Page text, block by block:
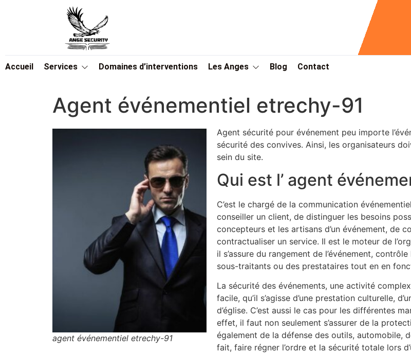
Accueil Services Domaines d’interventions Les Anges Blog Contact
Agent événementiel etrechy-91
agent événementiel etrechy-91
Agent sécurité pour événement peu importe
sécurité des convives. Ainsi, les organisateurs
sein du site.
Qui est l’ agent
C’est le chargé de la communication
conseiller un client, de distinguer les besoins
concepteurs et les artisans d’un événement, de
contractualiser un service. Il est le moteur de
il s’assure du rangement de l’événement,
sous-traitants ou des prestataires tout en en
La sécurité des événements, une activité
facile, qu’il s’agisse d’une prestation culturelle,
d’église. C’est aussi le cas pour les différentes
effet, il faut non seulement s’assurer de la
également de la défense des outils, automobile,
fait, faire régner l’ordre et la sécurité totale lors